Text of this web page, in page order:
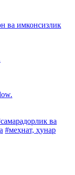
ва имконсизлик
ва
#меҳнат, ҳунар